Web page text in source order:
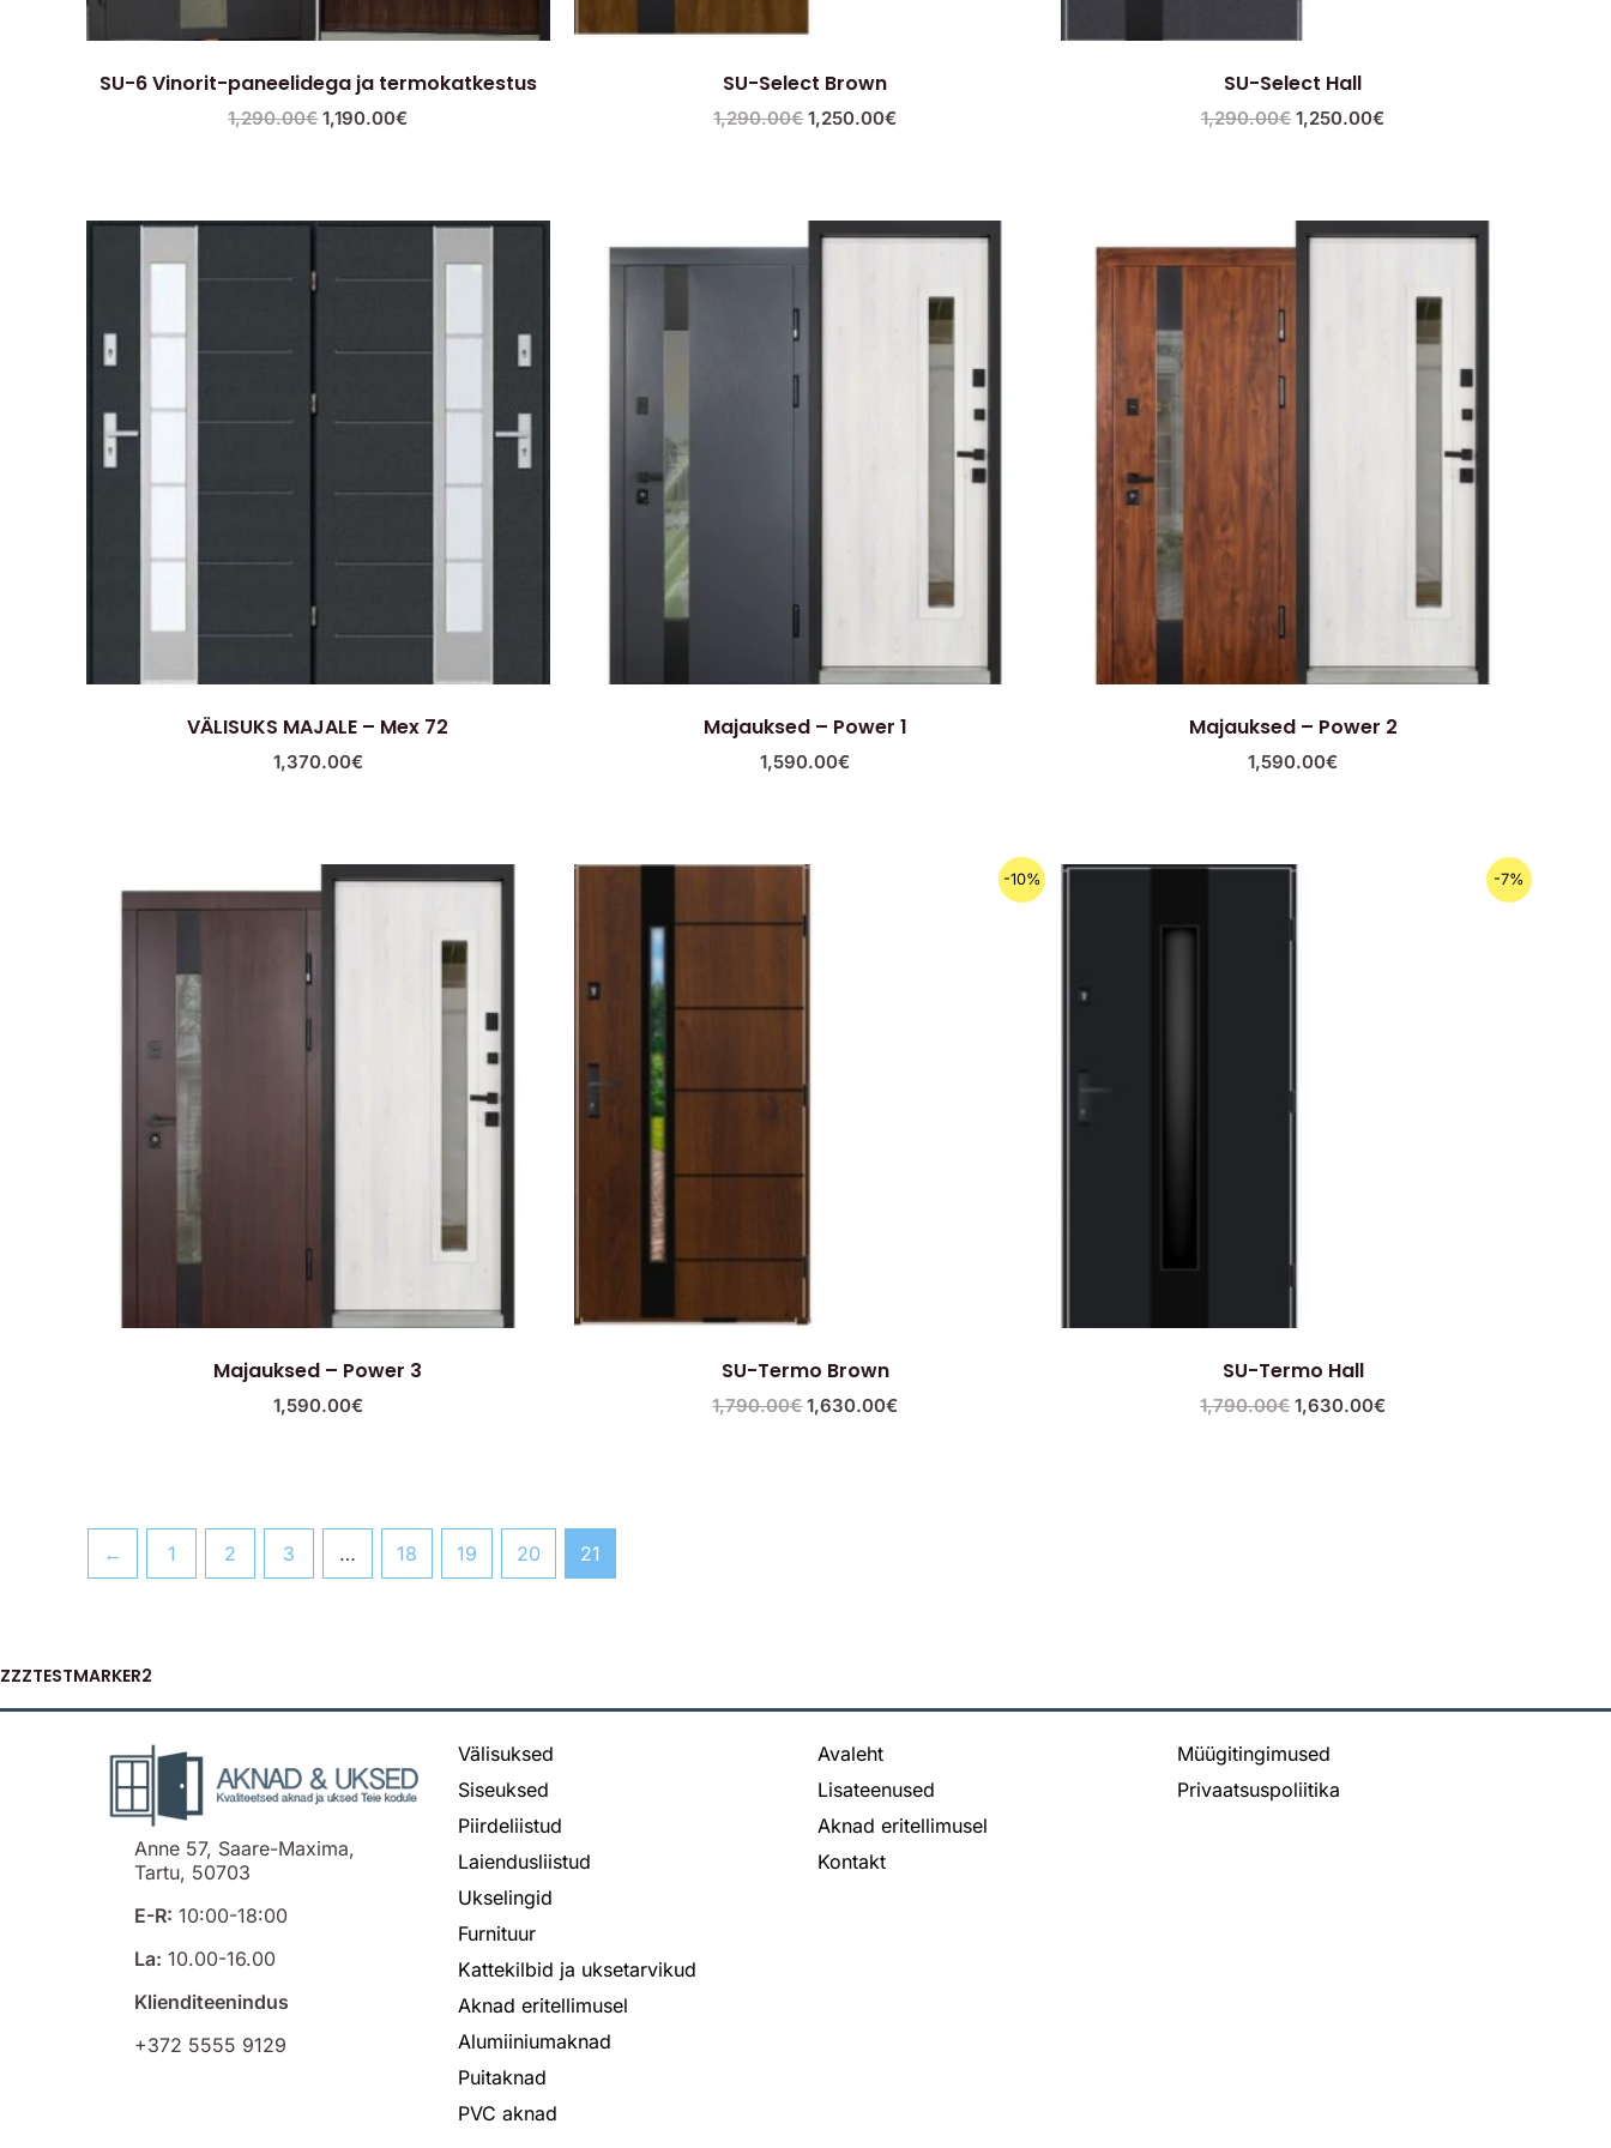
SU-6 Vinorit-paneelidega ja termokatkestus
1,290.00€ 1,190.00€
SU-Select Brown
1,290.00€ 1,250.00€
SU-Select Hall
1,290.00€ 1,250.00€
VÄLISUKS MAJALE – Mex 72
1,370.00€
Majauksed – Power 1
1,590.00€
Majauksed – Power 2
1,590.00€
Majauksed – Power 3
1,590.00€
-10%
SU-Termo Brown
1,790.00€
Algne
oli:
1,790.00€.
1,630.00€
-7%
SU-Termo Hall
1,790.00€
Algne
oli:
1,790.00€.
1,630.00€
← 1 2 3 … 18 19 20 21
ZZZTESTMARKER2
Anne 57, Saare-Maxima,
Tartu, 50703
E-R: 10:00-18:00
La: 10.00-16.00
Klienditeenindus
+372 5555 9129
Välisuksed
Siseuksed
Piirdeliistud
Laiendusliistud
Ukselingid
Furnituur
Kattekilbid ja uksetarvikud
Aknad eritellimusel
Alumiiniumaknad
Puitaknad
PVC aknad
Avaleht
Lisateenused
Aknad eritellimusel
Kontakt
Müügitingimused
Privaatsuspoliitika